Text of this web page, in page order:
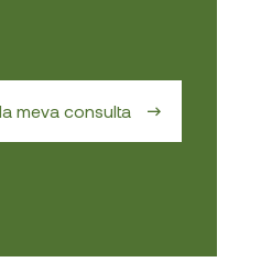
meva consulta